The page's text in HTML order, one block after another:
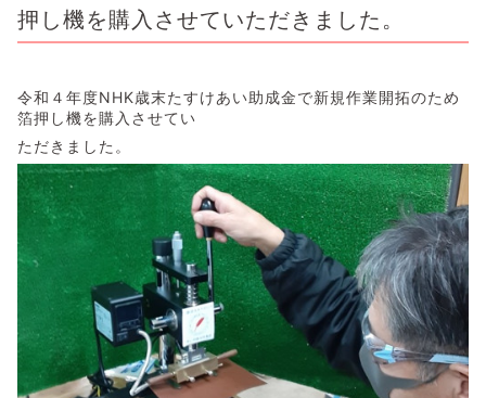
押し機を購入させていただきました。
令和４年度NHK歳末たすけあい助成金で新規作業開拓のため
箔押し機を購入させてい
ただきました。